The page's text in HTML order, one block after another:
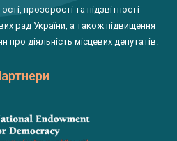
прозорості та підзвітності
рад України, а також підвищення
діяльність місцевих депутатів.